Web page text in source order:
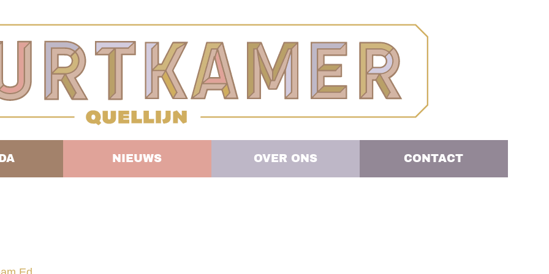
NIEUWS OVER ONS CONTACT